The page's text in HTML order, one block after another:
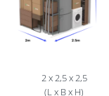
2 x 2,5 x 2,5
(L x B x H)